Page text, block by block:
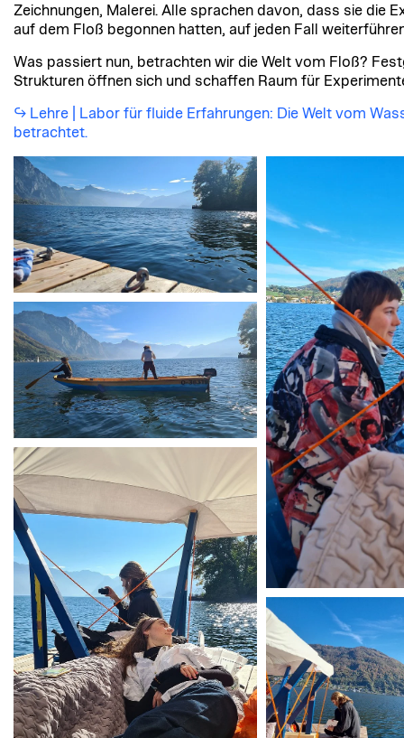
Zeichnungen, Malerei. Alle sprachen davon, dass sie die
auf dem Floß begonnen hatten, auf jeden Fall
Was passiert nun, betrachten wir die Welt vom Floß?
Strukturen öffnen sich und schaffen Raum für
Lehre |
Labor für fluide Erfahrungen: Die Welt vom
betrachtet.